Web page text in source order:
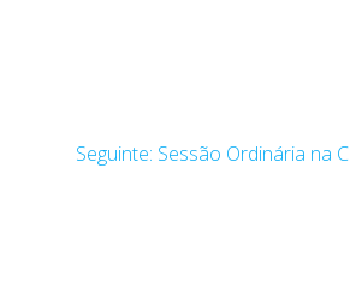
Seguinte: Post
Sessão Ordinária na